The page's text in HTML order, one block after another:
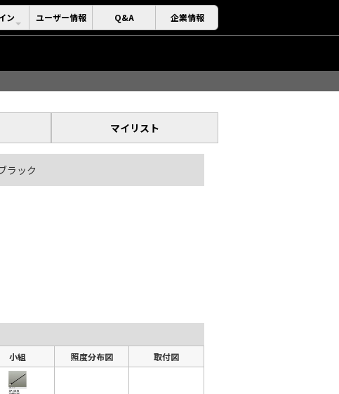
ン ユーザー情報 Q&A 企業情報
マイリスト
ラック
小組 照度分布図 取付図